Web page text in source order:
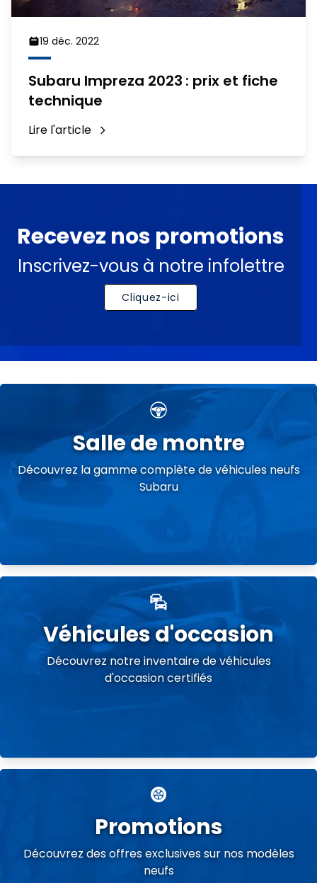
19 déc. 2022
Subaru Impreza 2023 : prix et fiche
technique
Lire l'article
Recevez nos promotions
Inscrivez-vous à notre infolettre
Cliquez-ici
Salle de montre
Découvrez la gamme complète de véhicules neufs
Subaru
Véhicules d'occasion
Découvrez notre inventaire de véhicules
d'occasion certifiés
Promotions
Découvrez des offres exclusives sur nos modèles
neufs